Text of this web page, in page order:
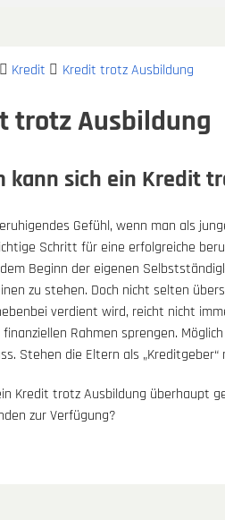
Kredit Kredit trotz Ausbildung
trotz Ausbildung
kann sich ein Kredit
Gefühl, wenn man als
Schritt für eine erfolgreiche
Beginn der eigenen
zu stehen. Doch nicht selten
verdient wird, reicht nicht
Rahmen sprengen.
Stehen die Eltern als
Kredit trotz Ausbildung überhaupt
zur Verfügung?